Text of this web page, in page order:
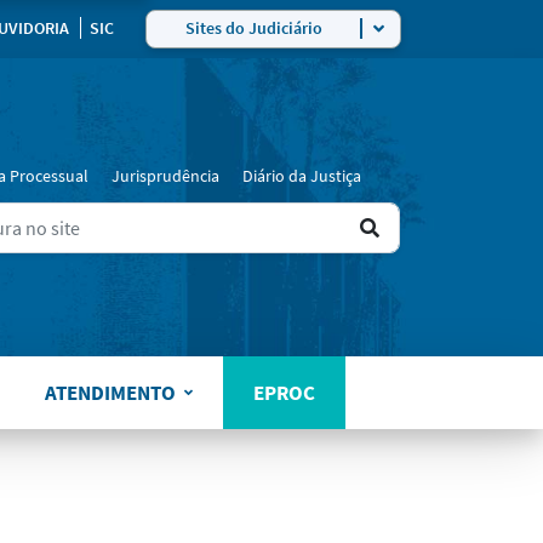
SIC Sites do Judiciário
Processual Jurisprudência Diário da Justiça
Ir
resultado
ATENDIMENTO EPROC